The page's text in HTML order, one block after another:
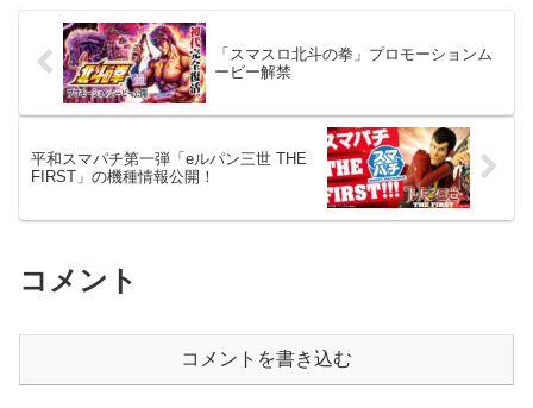
「スマスロ北斗の拳」プロモーションム
ービー解禁
平和スマパチ第一弾「eルパン三世 THE
FIRST」の機種情報公開！
コメント
コメントを書き込む